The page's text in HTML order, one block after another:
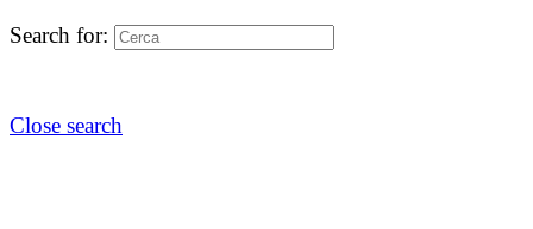
Search for:
Close search